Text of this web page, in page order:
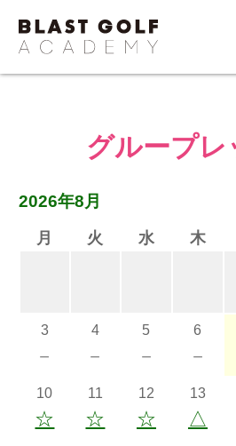
グループレ
2026年8月
月 火 水 木
3
－
4
－
5
－
6
－
10
☆
11
☆
12
☆
13
△